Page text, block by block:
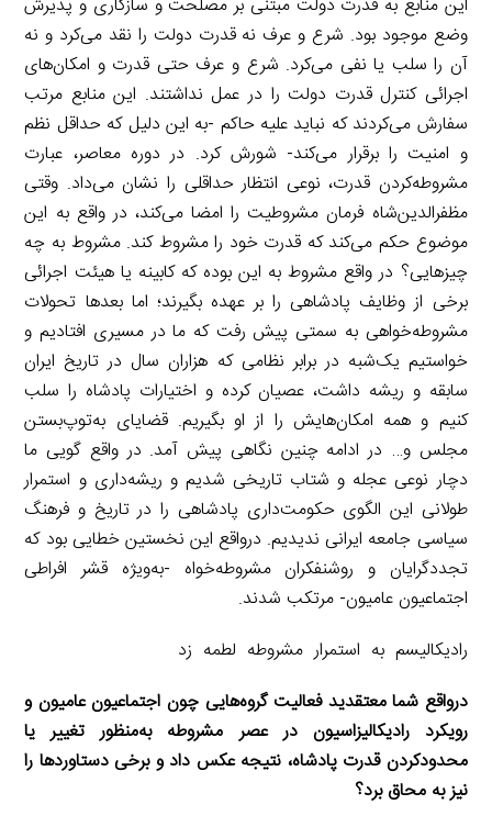
این منابع به قدرت دولت مبتنی بر مصلحت و سازگاری و پذیرش
وضع موجود بود. شرع و عرف نه قدرت دولت را نقد می‌کرد و نه
آن را سلب یا نفی می‌کرد. شرع و عرف حتی قدرت و امکان‌های
اجرائی کنترل قدرت دولت را در عمل نداشتند. این منابع مرتب
سفارش می‌کردند که نباید علیه حاکم -‌به این دلیل که حداقل نظم
و امنیت را برقرار می‌‌کند- شورش کرد. در دوره معاصر، عبارت
مشروطه‌کردن قدرت، نوعی انتظار حداقلی را نشان می‌داد. وقتی
مظفرالدین‌شاه فرمان مشروطیت را امضا می‌کند، در واقع به این
موضوع حکم می‌کند که قدرت خود را مشروط کند. مشروط به چه
چیزهایی؟ در واقع مشروط به این بوده که کابینه یا هیئت اجرائی
برخی از وظایف پادشاهی را بر عهده بگیرند؛ اما بعدها تحولات
مشروطه‌خواهی به سمتی پیش رفت که ما در مسیری افتادیم و
خواستیم یک‌شبه در برابر نظامی که هزاران سال در تاریخ ایران
سابقه و ریشه داشت، عصیان کرده و اختیارات پادشاه را سلب
کنیم و همه امکان‌هایش را از او بگیریم. قضایای به‌توپ‌بستن
مجلس و… در ادامه چنین نگاهی پیش آمد. در واقع گویی ما
دچار نوعی عجله و شتاب تاریخی شدیم و ریشه‌داری و استمرار
طولانی این الگوی حکومت‌داری پادشاهی را در تاریخ و فرهنگ
سیاسی جامعه ایرانی ندیدیم. در‌واقع این نخستین خطایی بود که
تجددگرایان و روشنفکران مشروطه‌خواه -‌به‌ویژه قشر افراطی
اجتماعیون عامیون- مرتکب شدند.‌
رادیکالیسم به استمرار مشروطه لطمه زد
‌درواقع شما معتقدید فعالیت گروه‌هایی چون اجتماعیون عامیون و
رویکرد رادیکالیزاسیون در عصر مشروطه به‌منظور تغییر یا
محدودکردن قدرت پادشاه، نتیجه عکس داد و برخی دستاوردها را
نیز به محاق برد؟